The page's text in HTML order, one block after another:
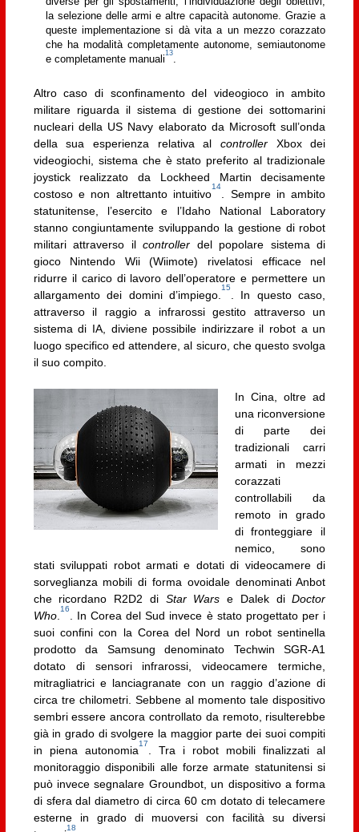
la selezione delle armi e altre capacità autonome. Grazie a
queste implementazione si dà vita a un mezzo corazzato
che ha modalità completamente autonome, semiautonome
e completamente manuali
13
.
Altro caso di sconfinamento del videogioco in ambito
militare riguarda il sistema di gestione dei sottomarini
nucleari della US Navy elaborato da Microsoft sull’onda
della sua esperienza relativa al controllerXbox dei
videogiochi, sistema che è stato preferito al tradizionale
joystick realizzato da Lockheed Martin decisamente
costoso e non altrettanto intuitivo
14
. Sempre in ambito
statunitense, l’esercito e l’Idaho National Laboratory
stanno congiuntamente sviluppando la gestione di robot
militari attraverso ilcontroller del popolare sistema di
gioco Nintendo Wii (Wiimote) rivelatosi efficace nel
ridurre il carico di lavoro dell’operatore e permettere un
allargamento dei domini d’impiego.
15
. In questo caso,
attraverso il raggio a infrarossi gestito attraverso un
sistema di IA, diviene possibile indirizzare il robot a un
luogo specifico ed attendere, al sicuro, che questo svolga
il suo compito.
In Cina, oltre ad
una riconversione
di parte dei
tradizionali carri
armati in mezzi
corazzati
controllabili da
remoto in grado
di fronteggiare il
nemico, sono
stati sviluppati robot armati e dotati di videocamere di
sorveglianza mobili di forma ovoidale denominati Anbot
che ricordano R2D2 di Star Wars e Dalek diDoctor
Who.
16
. In Corea del Sud invece è stato progettato per i
suoi confini con la Corea del Nord un robot sentinella
prodotto da Samsung denominato Techwin SGR-A1
dotato di sensori infrarossi, videocamere termiche,
mitragliatrici e lanciagranate con un raggio d’azione di
circa tre chilometri. Sebbene al momento tale dispositivo
sembri essere ancora controllato da remoto, risulterebbe
già in grado di svolgere la maggior parte dei suoi compiti
in piena autonomia
17
. Tra i robot mobili finalizzati al
monitoraggio disponibili alle forze armate statunitensi si
può invece segnalare Groundbot, un dispositivo a forma
di sfera dal diametro di circa 60 cm dotato di telecamere
esterne in grado di muoversi con facilità su diversi
18